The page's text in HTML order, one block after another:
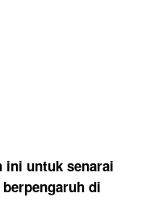
ini untuk senarai
di